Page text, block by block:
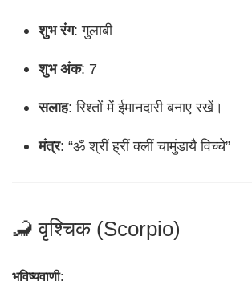
शुभ रंग: गुलाबी
शुभ अंक: 7
सलाह: रिश्तों में ईमानदारी बनाए रखें।
मंत्र: “ॐ श्रीं ह्रीं क्लीं चामुंडायै विच्चे”
🦂 वृश्चिक (Scorpio)
भविष्यवाणी: